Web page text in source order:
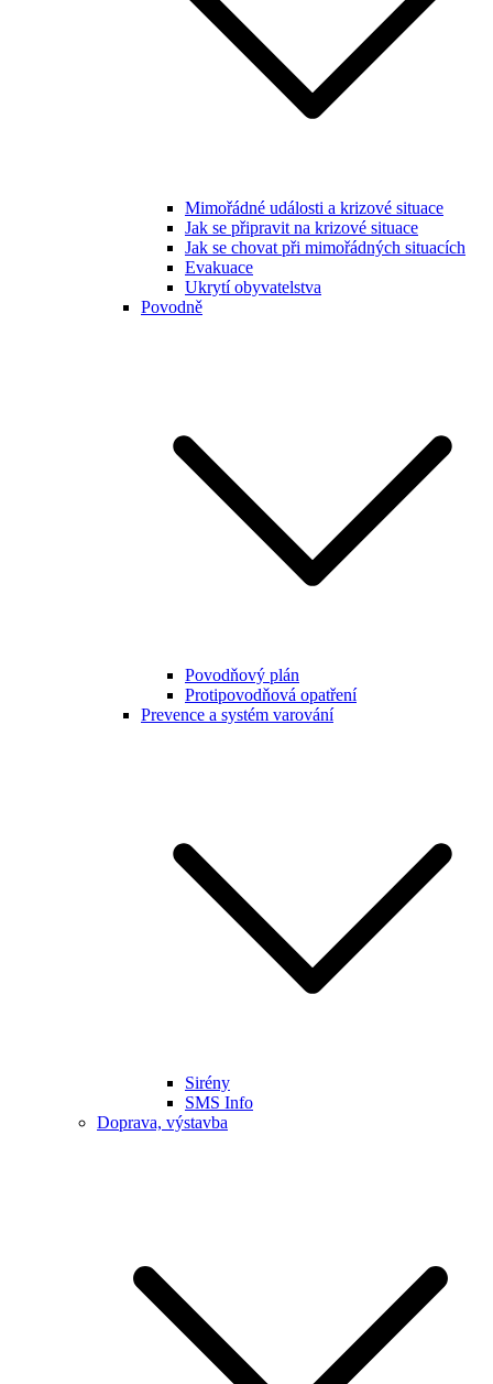
Mimořádné události a krizové situace
Jak se připravit na krizové situace
Jak se chovat při mimořádných situacích
Evakuace
Ukrytí obyvatelstva
Povodně
Povodňový plán
Protipovodňová opatření
Prevence a systém varování
Sirény
SMS Info
Doprava, výstavba